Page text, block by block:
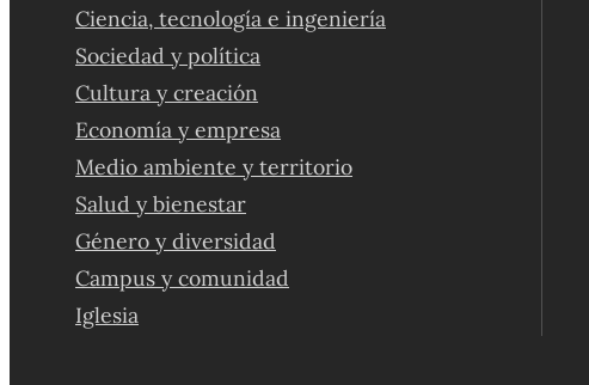
Ciencia, tecnología e ingeniería
Sociedad y política
Cultura y creación
Economía y empresa
Medio ambiente y territorio
Salud y bienestar
Género y diversidad
Campus y comunidad
Iglesia